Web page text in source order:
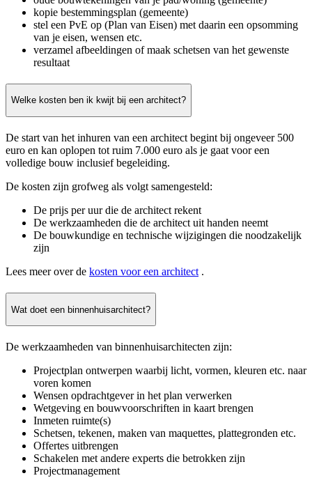
kopie bestemmingsplan (gemeente)
stel een PvE op (Plan van Eisen) met daarin een opsomming
van je eisen, wensen etc.
verzamel afbeeldingen of maak schetsen van het gewenste
resultaat
Welke kosten ben ik kwijt bij een architect?
De start van het inhuren van een architect begint bij ongeveer 500
euro en kan oplopen tot ruim 7.000 euro als je gaat voor een
volledige bouw inclusief begeleiding.
De kosten zijn grofweg als volgt samengesteld:
De prijs per uur die de architect rekent
De werkzaamheden die de architect uit handen neemt
De bouwkundige en technische wijzigingen die noodzakelijk
zijn
Lees meer over de kosten voor een architect .
Wat doet een binnenhuisarchitect?
De werkzaamheden van binnenhuisarchitecten zijn:
Projectplan ontwerpen waarbij licht, vormen, kleuren etc. naar
voren komen
Wensen opdrachtgever in het plan verwerken
Wetgeving en bouwvoorschriften in kaart brengen
Inmeten ruimte(s)
Schetsen, tekenen, maken van maquettes, plattegronden etc.
Offertes uitbrengen
Schakelen met andere experts die betrokken zijn
Projectmanagement